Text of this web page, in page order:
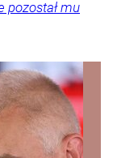
pozostał mu